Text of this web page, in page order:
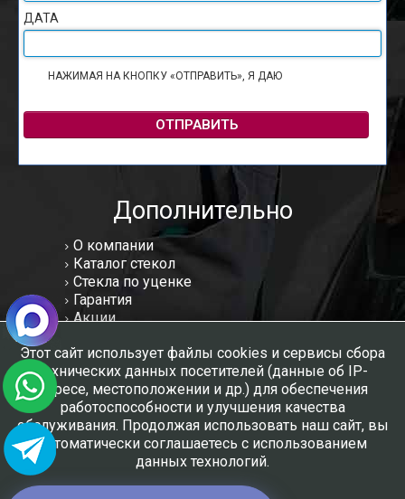
ДАТА
НАЖИМАЯ НА КНОПКУ «ОТПРАВИТЬ», Я ДАЮ
ОТПРАВИТЬ
Дополнительно
О компании
Каталог стекол
Стекла по уценке
Гарантия
Акции
Отзывы
Вакансии
Контакты
Мы в соцсетях:
Этот сайт использует файлы cookies и сервисы сбора
технических данных посетителей (данные об IP-
адресе, местоположении и др.) для обеспечения
работоспособности и улучшения качества
обслуживания. Продолжая использовать наш сайт, вы
автоматически соглашаетесь с использованием
данных технологий.